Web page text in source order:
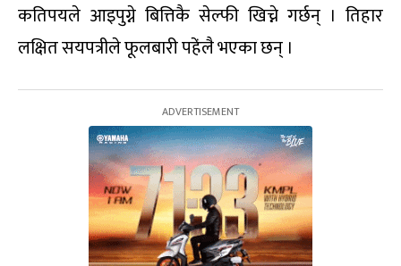
कतिपयले आइपुग्ने बित्तिकै सेल्फी खिच्ने गर्छन् । तिहार
लक्षित सयपत्रीले फूलबारी पहे‍ंलै भएका छन् ।